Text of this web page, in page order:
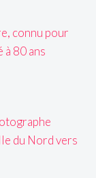
connu pour
à 80 ans
du Nord vers